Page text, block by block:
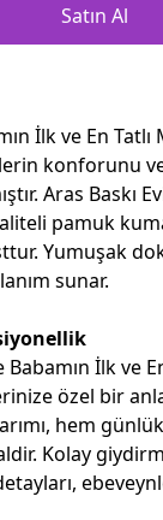
Satın Al
İlk ve En Tatlı
konforunu ve
Aras Baskı
pamuk
Yumuşak
sunar.
Babamın İlk ve
özel bir
hem
Kolay